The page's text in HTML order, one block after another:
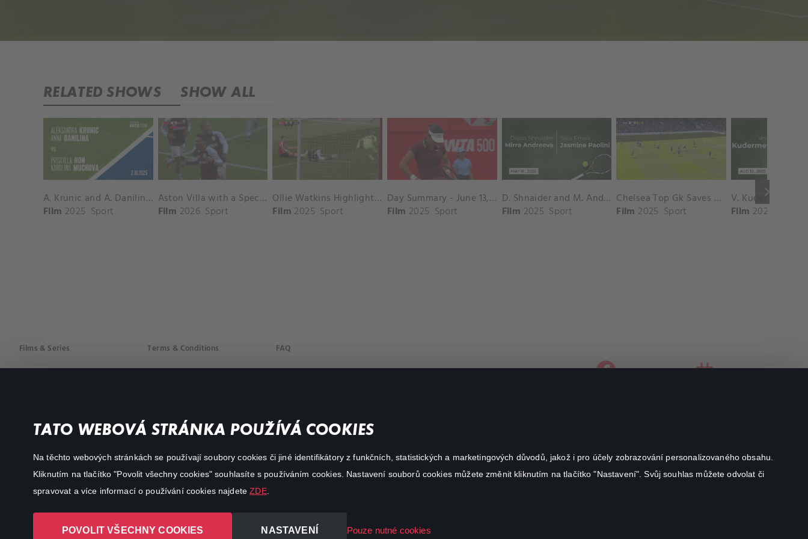
TATO WEBOVÁ STRÁNKA POUŽÍVÁ COOKIES
Na těchto webových stránkách se používají soubory cookies či jiné identifikátory z funkčních, statistických a marketingových důvodů, jakož i pro účely zobrazování personalizovaného obsahu.
Kliknutím na tlačítko "Povolit všechny cookies" souhlasíte s používáním cookies. Nastavení souborů cookies můžete změnit kliknutím na tlačítko "Nastavení". Svůj souhlas můžete odvolat či
spravovat a více informací o používání cookies najdeteZDE.
POVOLIT VŠECHNY COOKIES NASTAVENÍ Pouze nutné cookies
RELATED SHOWS SHOW ALL
keyboard_arrow_right
A. Krunic and A. Danilina vs. P. Hon and K. Muchova Match Highlights - BEIJING_Capital Group Diamond ( October 02, 2025)
Film 2025 Sport
Aston Villa with a Spectacular Goal vs. Nottingham Forest
Film 2026 Sport
Ollie Watkins Highlights vs. Southampton
Film 2025 Sport
Day Summary - June 13, 2025
Film 2025 Sport
D. Shnaider and M. Andreeva vs. S. Errani and J. Paolini Match Highlights - ROME_Campo Centrale ( May 16, 2025)
Film 2025 Sport
Chelsea Top Gk Saves vs. Crystal Palace
Film 2025 Sport Film 2025
Films & Series
Action
Terms & Conditions FAQ
facebookinstagram
Canal+ Luxembourg S. à r.l. se sídlem Rue Albert Borschette 4,